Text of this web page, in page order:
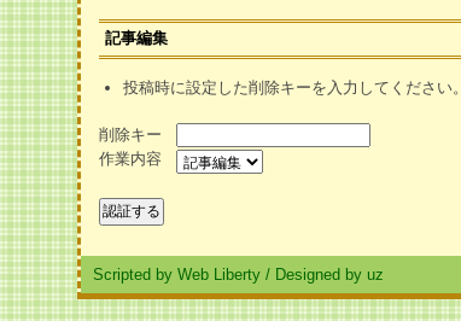
記事編集
投稿時に設定した削除キーを入力してください。
削除キー
作業内容
Scripted by Web Liberty / Designed by uz